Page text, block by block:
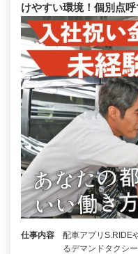
けやすい環境！個別点呼
仕事内容
配車アプリS.RIDE
るデマンドタクシ